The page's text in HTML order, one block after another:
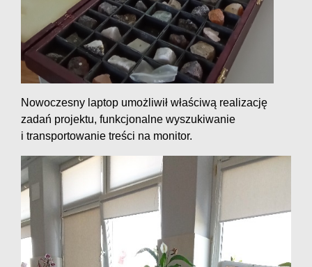
Nowoczesny laptop umożliwił właściwą realizację
zadań projektu, funkcjonalne wyszukiwanie
i transportowanie treści na monitor.